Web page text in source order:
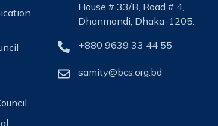
House # 33/B, Road # 4,
Dhanmondi, Dhaka-1205.
+880 9639 33 44 55
samity@bcs.org.bd